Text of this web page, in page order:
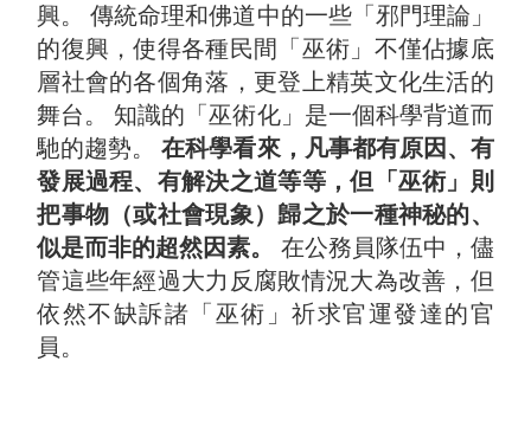
興。 傳統命理和佛道中的一些「邪門理論」
的復興，使得各種民間「巫術」不僅佔據底
層社會的各個角落，更登上精英文化生活的
舞台。 知識的「巫術化」是一個科學背道而
馳的趨勢。
在科學看來，凡事都有原因、有
發展過程、有解決之道等等，但「巫術」則
把事物（或社會現象）歸之於一種神秘的、
似是而非的超然因素。
在公務員隊伍中，儘
管這些年經過大力反腐敗情況大為改善，但
依然不缺訴諸「巫術」祈求官運發達的官
員。